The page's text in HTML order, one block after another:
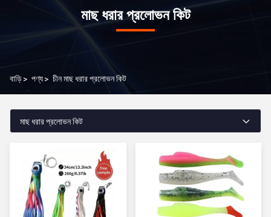
মাছ ধরার প্রলোভন কিট
বাড়ি> পণ্য> চীন মাছ ধরার প্রলোভন কিট
মাছ ধরার প্রলোভন কিট